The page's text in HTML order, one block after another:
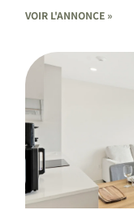
VOIR L'ANNONCE »